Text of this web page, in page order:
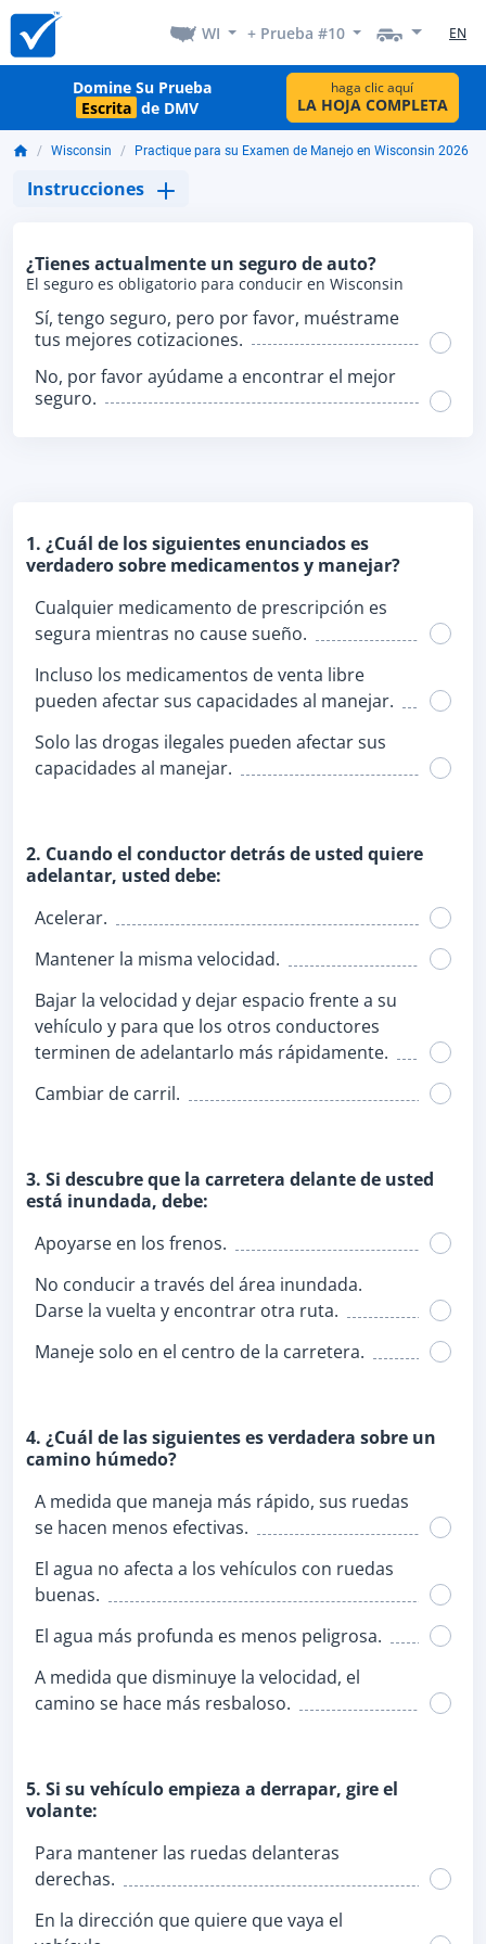
WI + Prueba #10 EN
Domine Su Prueba
Escrita de DMV
haga clic aquí
LA HOJA COMPLETA
Wisconsin Practique para su Examen de Manejo en Wisconsin 2026
Instrucciones
¿Tienes actualmente un seguro de auto?
El seguro es obligatorio para conducir en Wisconsin
Sí, tengo seguro, pero por favor, muéstrame
tus mejores cotizaciones.
No, por favor ayúdame a encontrar el mejor
seguro.
1. ¿Cuál de los siguientes enunciados es
verdadero sobre medicamentos y manejar?
Cualquier medicamento de prescripción es
segura mientras no cause sueño.
Incluso los medicamentos de venta libre
pueden afectar sus capacidades al manejar.
Solo las drogas ilegales pueden afectar sus
capacidades al manejar.
2. Cuando el conductor detrás de usted quiere
adelantar, usted debe:
Acelerar.
Mantener la misma velocidad.
Bajar la velocidad y dejar espacio frente a su
vehículo y para que los otros conductores
terminen de adelantarlo más rápidamente.
Cambiar de carril.
3. Si descubre que la carretera delante de usted
está inundada, debe:
Apoyarse en los frenos.
No conducir a través del área inundada.
Darse la vuelta y encontrar otra ruta.
Maneje solo en el centro de la carretera.
4. ¿Cuál de las siguientes es verdadera sobre un
camino húmedo?
A medida que maneja más rápido, sus ruedas
se hacen menos efectivas.
El agua no afecta a los vehículos con ruedas
buenas.
El agua más profunda es menos peligrosa.
A medida que disminuye la velocidad, el
camino se hace más resbaloso.
5. Si su vehículo empieza a derrapar, gire el
volante:
Para mantener las ruedas delanteras
derechas.
En la dirección que quiere que vaya el